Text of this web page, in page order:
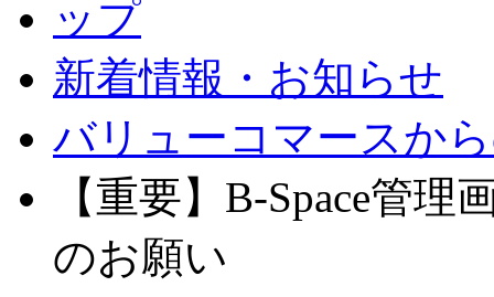
新着情報・お知らせ
バリューコマースか
【重要】B-Space管
のお願い